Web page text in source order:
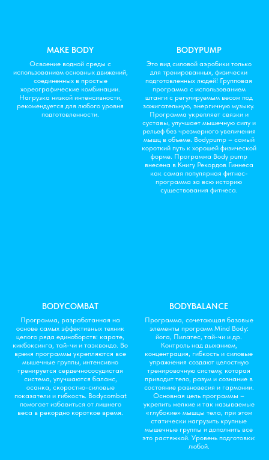
MAKE BODY
Освоение водной среды с
использованием основных движений,
соединенных в простые
хореографические комбинации.
Нагрузка низкой интенсивности,
рекомендуется для любого уровня
подготовленности.
BODYPUMP
Это вид силовой аэробики только
для тренированных, физически
подготовленных людей! Групповая
программа с использованием
штанги с регулируемым весом под
зажигательную, энергичную музыку.
Программа укрепляет связки и
суставы, улучшает мышечную силу и
рельеф без чрезмерного увеличения
мышц в объеме. Bodypump – самый
короткий путь к хорошей физической
форме. Программа Body pump
внесена в Книгу Рекордов Гиннеса
как самая популярная фитнес-
программа за всю историю
существования фитнеса.
BODYCOMBAT
Программа, разработанная на
основе самых эффективных техник
целого ряда единоборств: карате,
кикбоксинга, тай-чи и таэквондо. Во
время программы укрепляются все
мышечные группы, интенсивно
тренируется сердечнососудистая
система, улучшаются баланс,
осанка, скоростно-силовые
показатели и гибкость. Bodycombat
помогает избавиться от лишнего
веса в рекордно короткое время.
BODYBALANCE
Программа, сочетающая базовые
элементы программ Mind Body:
йога, Пилатес, тай-чи и др.
Контроль над дыханием,
концентрация, гибкость и силовые
упражнения создают целостную
тренировочную систему, которая
приводит тело, разум и сознание в
состояние равновесия и гармонии.
Основная цель программы –
укрепить мелкие и так называемые
«глубокие» мышцы тела, при этом
статически нагрузить крупные
мышечные группы и дополнить все
это растяжкой. Уровень подготовки:
любой.